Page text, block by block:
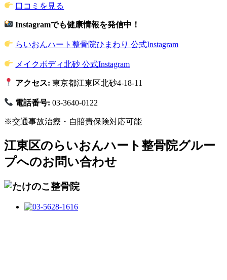
口コミを見る
Instagramでも健康情報を発信中！
らいおんハート整骨院ひまわり 公式Instagram
メイクボディ北砂 公式Instagram
アクセス: 東京都江東区北砂4-18-11
電話番号: 03-3640-0122
※交通事故治療・自賠責保険対応可能
江東区のらいおんハート整骨院グルー
プへのお問い合わせ